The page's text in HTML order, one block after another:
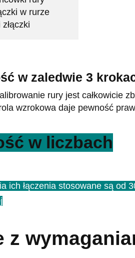
w rurze
w zaledwie 3
rury jest całkowicie
wzrokowa daje pewność
w liczbach
ich łączenia stosowane są od
z